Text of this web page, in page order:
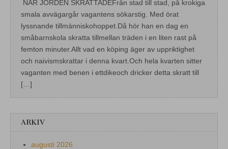
NÄR JORDEN SKRATTADEFrån stad till stad, på krokiga
smala avvägargår vagantens sökarstig. Med örat
lyssnande tillmänniskohoppet.Då hör han en dag en
småbarnskola skratta tillmellan träden i en liten rast på
femton minuter.Allt vad en köping äger av uppriktighet
och naivismskrattar i denna kvart.Och hela kvarten sitter
vaganten med benen i ettdikeoch dricker detta skratt till
[…]
ARKIV
augusti 2026